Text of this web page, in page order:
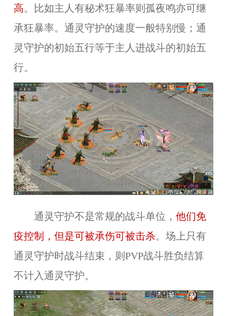
高。比如主人有秘术狂暴率则孤夜鸣亦可继
承狂暴率。通灵守护的速度一般特别慢；通
灵守护的初始五行等于主人进战斗的初始五
行。
通灵守护不是常规的战斗单位， 他们免
疫控制，但是可被承伤可被击杀。场上只有
通灵守护时战斗结束，则PVP战斗胜负结算
不计入通灵守护。